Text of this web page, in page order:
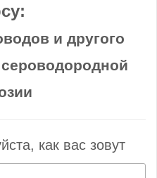
и другого
как вас зовут